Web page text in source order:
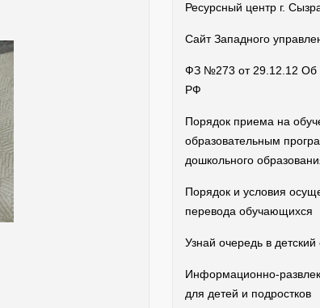
Ресурсный центр г.
Сайт Западного
ФЗ №273 от 29.12.12 Об
РФ
Порядок приема на
образовательным
дошкольного
Порядок и условия
перевода обучающихся
Узнай очередь в детский
Информационно-
для детей и подростков